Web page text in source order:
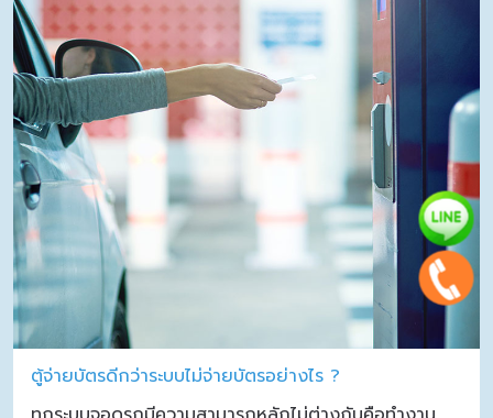
ตู้จ่ายบัตรดีกว่าระบบไม่จ่ายบัตรอย่างไร ?